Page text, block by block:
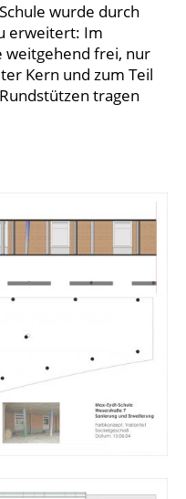
wurde durch
erweitert: Im
weitgehend frei, nur
Kern und zum Teil
tragen